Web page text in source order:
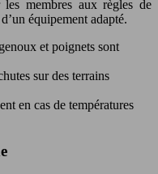
membres aux règles de
équipement adapté.
et poignets sont
sur des terrains
en cas de températures